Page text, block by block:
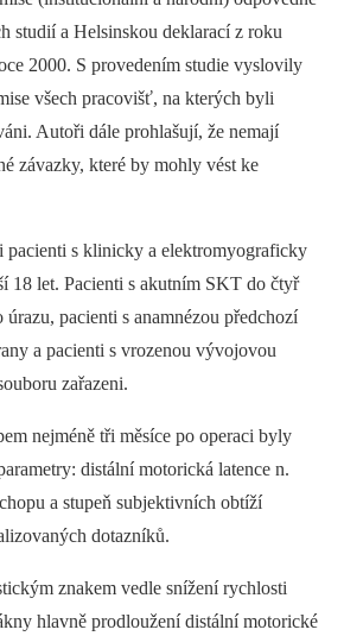
studií a Helsinskou deklarací z roku
2000. S provedením studie vyslovily
všech pracovišť, na kterých byli
Autoři dále prohlašují, že nemají
závazky, které by mohly vést ke
pacienti s klinicky a elektromyograficky
18 let. Pacienti s akutním SKT do čtyř
pacienti s anamnézou předchozí
a pacienti s vrozenou vývojovou
zařazeni.
nejméně tři měsíce po operaci byly
distální motorická latence n.
a stupeň subjektivních obtíží
dotazníků.
znakem vedle snížení rychlosti
hlavně prodloužení distální motorické